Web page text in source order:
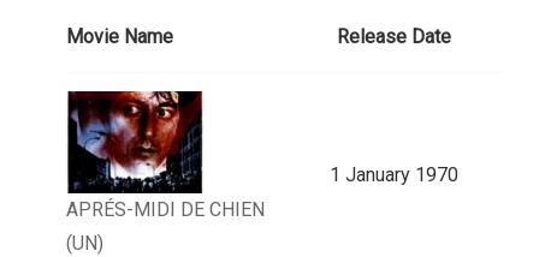
Movie Name Release Date
APRÉS-MIDI DE CHIEN
(UN)
1 January 1970